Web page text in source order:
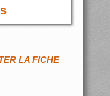
LA FICHE